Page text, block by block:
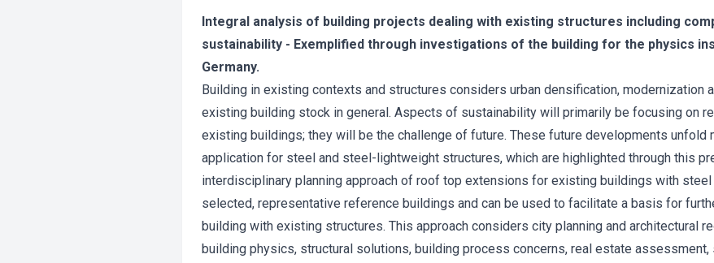
Integral analysis of building projects dealing with existing structures including
sustainability - Exemplified through investigations of the building for the physics
Germany.
Building in existing contexts and structures considers urban densification, modernization
existing building stock in general. Aspects of sustainability will primarily be focusing on
existing buildings; they will be the challenge of future. These future developments unfold
application for steel and steel-lightweight structures, which are highlighted through this
interdisciplinary planning approach of roof top extensions for existing buildings with
selected, representative reference buildings and can be used to facilitate a basis for
building with existing structures. This approach considers city planning and architectural
building physics, structural solutions, building process concerns, real estate